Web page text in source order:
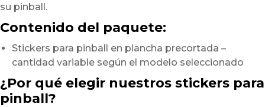
su pinball.
Contenido del paquete:
Stickers para pinball en plancha precortada –
cantidad variable según el modelo seleccionado
¿Por qué elegir nuestros stickers para
pinball?